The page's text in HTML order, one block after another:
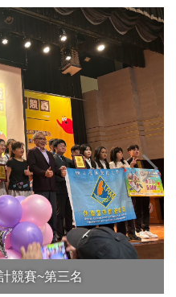
競賽~第三名